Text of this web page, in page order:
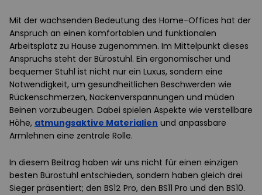
Mit der wachsenden Bedeutung des Home-Offices hat der
Anspruch an einen komfortablen und funktionalen
Arbeitsplatz zu Hause zugenommen. Im Mittelpunkt dieses
Anspruchs steht der Bürostuhl. Ein ergonomischer und
bequemer Stuhl ist nicht nur ein Luxus, sondern eine
Notwendigkeit, um gesundheitlichen Beschwerden wie
Rückenschmerzen, Nackenverspannungen und müden
Beinen vorzubeugen. Dabei spielen Aspekte wie verstellbare
Höhe, atmungsaktive Materialien und anpassbare
Armlehnen eine zentrale Rolle.
In diesem Beitrag haben wir uns nicht für einen einzigen
besten Bürostuhl entschieden, sondern haben gleich drei
Sieger präsentiert; den BS12 Pro, den BS11 Pro und den BS10.